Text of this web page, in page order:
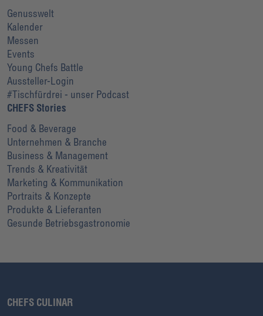
Genusswelt
Kalender
Messen
Events
Young Chefs Battle
Aussteller-Login
#Tischfürdrei - unser Podcast
CHEFS Stories
Food & Beverage
Unternehmen & Branche
Business & Management
Trends & Kreativität
Marketing & Kommunikation
Portraits & Konzepte
Produkte & Lieferanten
Gesunde Betriebsgastronomie
CHEFS CULINAR